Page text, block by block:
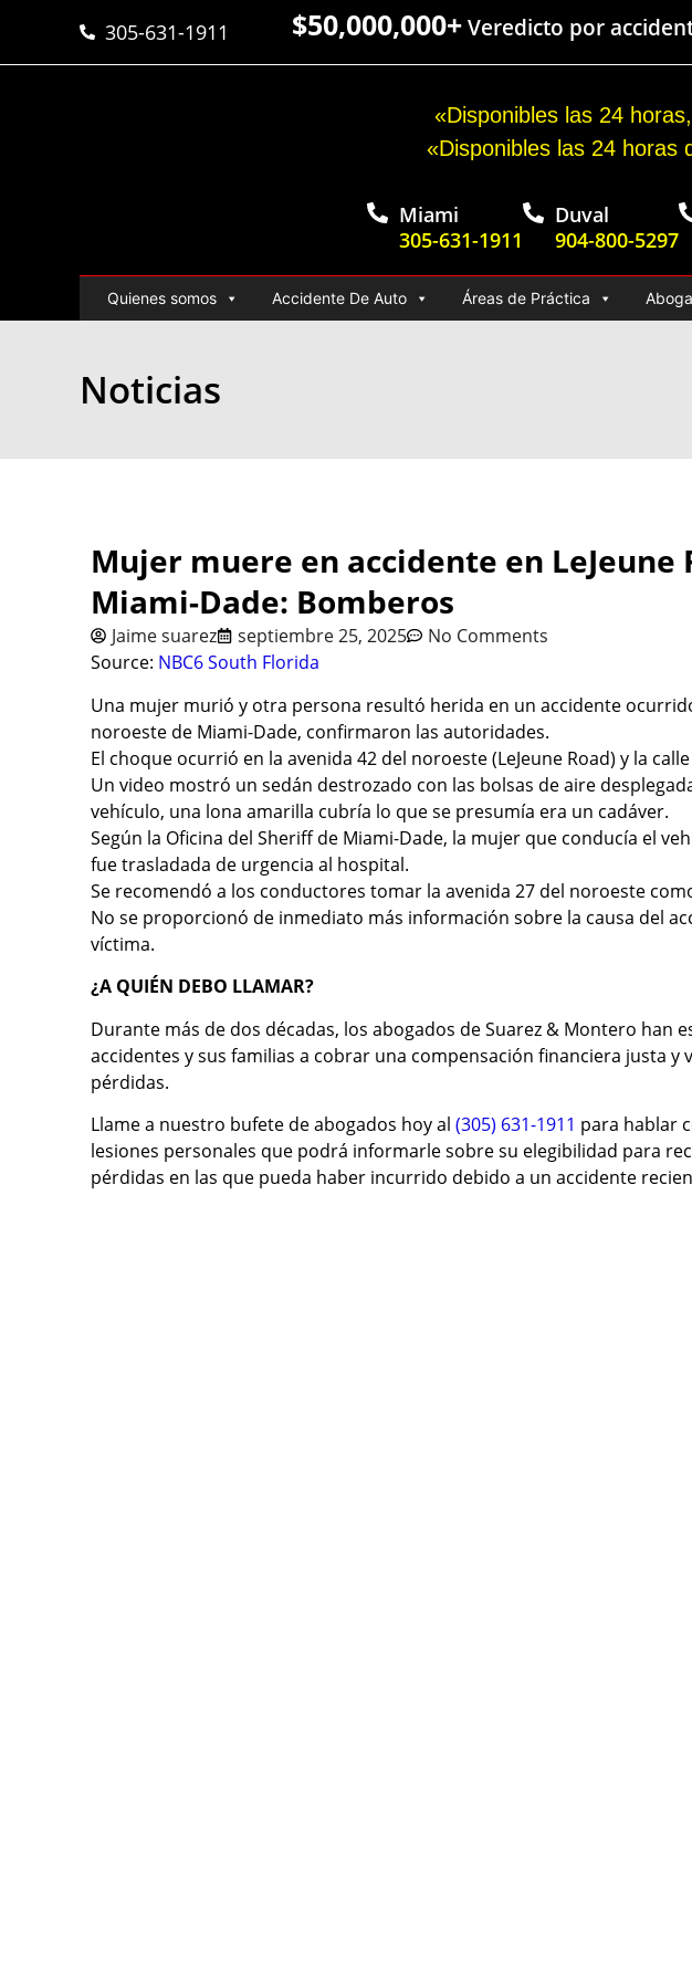
305-631-1911 $50,000,000+Veredicto por
«Disponibles las 24
«Disponibles las 24 horas
Miami
305-631-1911
Duval
904-800-5297
Quienes somos Accidente De Auto Áreas de Práctica
Noticias
Mujer muere en accidente en LeJeune
Miami-Dade: Bomberos
Jaime suarez septiembre 25, 2025
No Comments
Source: NBC6 South Florida
Una mujer murió y otra persona resultó herida en un accidente
noroeste de Miami-Dade, confirmaron las autoridades.
El choque ocurrió en la avenida 42 del noroeste (LeJeune Road) y la
Un video mostró un sedán destrozado con las bolsas de aire
vehículo, una lona amarilla cubría lo que se presumía era un cadáver.
Según la Oficina del Sheriff de Miami-Dade, la mujer que conducía el
fue trasladada de urgencia al hospital.
Se recomendó a los conductores tomar la avenida 27 del noroeste
No se proporcionó de inmediato más información sobre la causa del
víctima.
¿A QUIÉN DEBO LLAMAR?
Durante más de dos décadas, los abogados de Suarez & Montero han
accidentes y sus familias a cobrar una compensación financiera justa y
pérdidas.
Llame a nuestro bufete de abogados hoy al (305) 631-1911 para hablar
lesiones personales que podrá informarle sobre su elegibilidad para
pérdidas en las que pueda haber incurrido debido a un accidente